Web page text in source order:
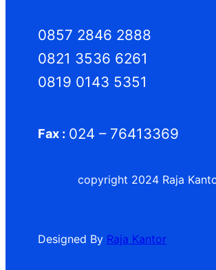
0857 2846 2888
0821 3536 6261
0819 0143 5351
Fax : 024 – 76413369
copyright 2024 Raja
Designed By Raja Kantor